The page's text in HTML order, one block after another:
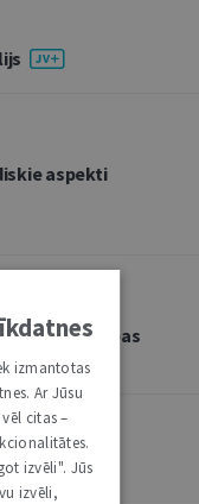
aspekti
un būvniecības
izmantotas
Ar Jūsu
citas –
izvēli". Jūs
izvēli,